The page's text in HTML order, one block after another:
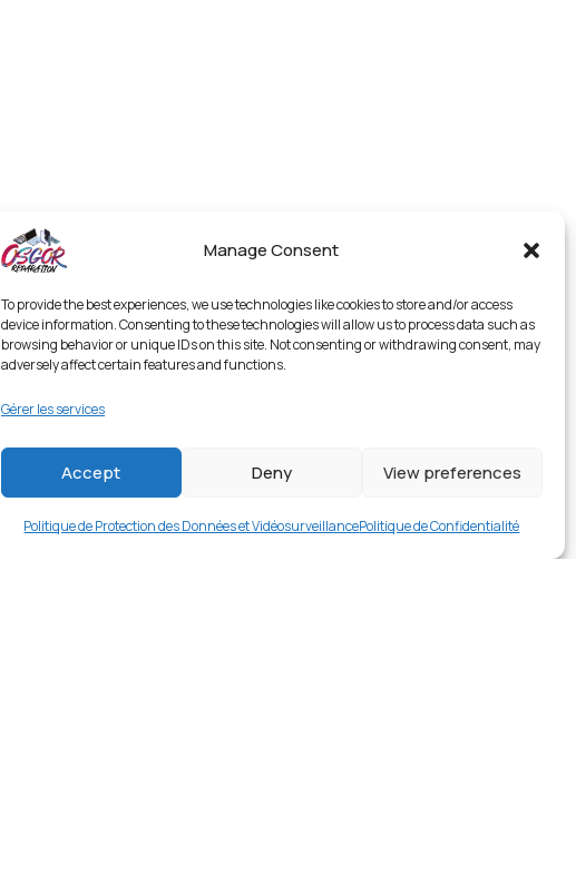
Manage Consent
To provide the best experiences, we use technologies like cookies to store and/or access
device information. Consenting to these technologies will allow us to process data such as
browsing behavior or unique IDs on this site. Not consenting or withdrawing consent, may
adversely affect certain features and functions.
Gérer les services
Accept Deny View preferences
Politique de Protection des Données et VidéosurveillancePolitique de Confidentialité
14.99
Buy now